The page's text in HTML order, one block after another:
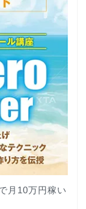
月10万円稼い